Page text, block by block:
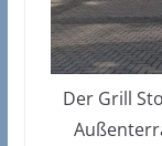
Der Grill